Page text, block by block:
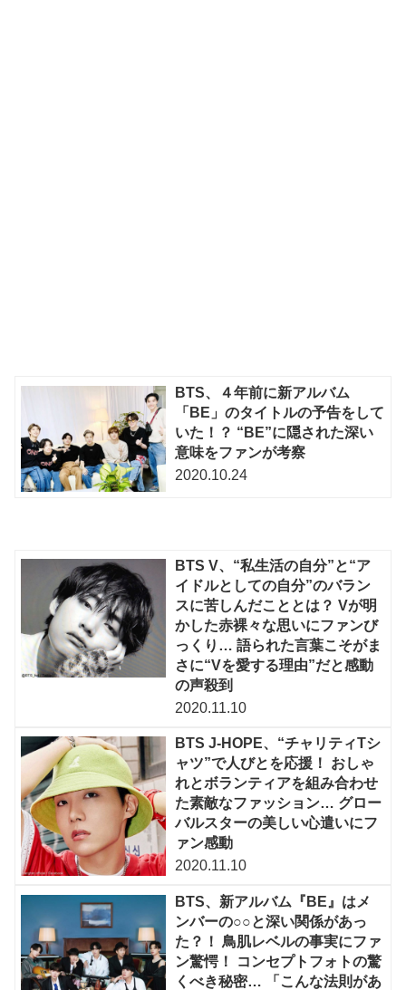
BTS、４年前に新アルバム
「BE」のタイトルの予告をして
いた！？ “BE”に隠された深い
意味をファンが考察
2020.10.24
BTS V、“私生活の自分”と“ア
イドルとしての自分”のバラン
スに苦しんだこととは？ Vが明
かした赤裸々な思いにファンび
っくり… 語られた言葉こそがま
さに“Vを愛する理由”だと感動
の声殺到
2020.11.10
BTS J-HOPE、“チャリティTシ
ャツ”で人びとを応援！ おしゃ
れとボランティアを組み合わせ
た素敵なファッション… グロー
バルスターの美しい心遣いにフ
ァン感動
2020.11.10
BTS、新アルバム『BE』はメ
ンバーの○○と深い関係があっ
た？！ 鳥肌レベルの事実にファ
ン驚愕！ コンセプトフォトの驚
くべき秘密… 「こんな法則があ